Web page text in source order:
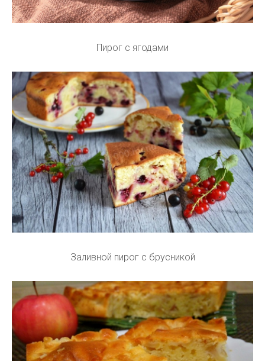
Пирог с ягодами
Заливной пирог с брусникой